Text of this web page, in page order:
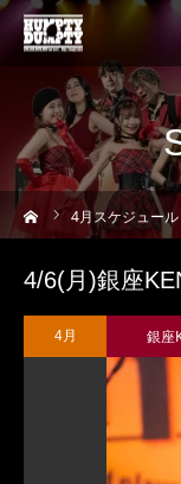
ム 4月スケジュール
4/6(月)銀座
4月 銀座